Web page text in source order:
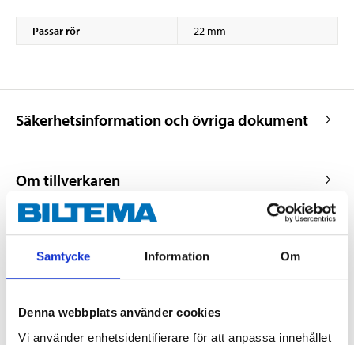
Samtycke Information Om
Denna webbplats använder cookies
Vi använder enhetsidentifierare för att anpassa innehållet
Passar rör 22 mm
Säkerhetsinformation och övriga dokument
Om tillverkaren
tjänsten och våra villkor.
LÄS MER